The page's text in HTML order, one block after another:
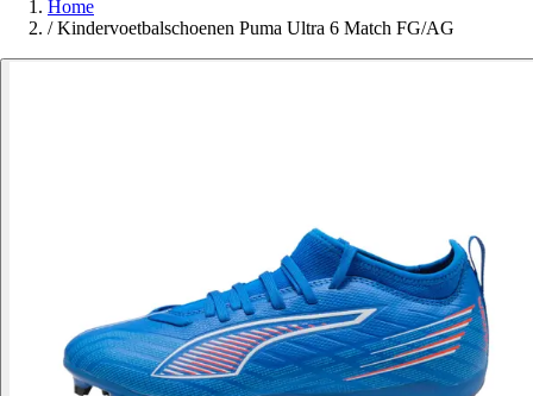
Home
/ Kindervoetbalschoenen Puma Ultra 6 Match FG/AG